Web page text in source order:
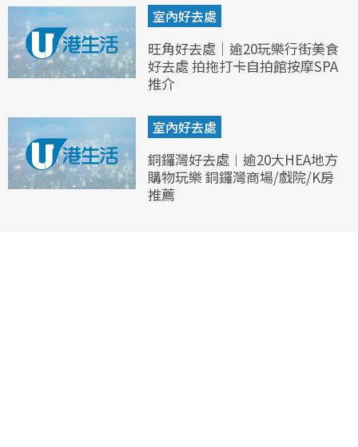
室內好去處
旺角好去處｜逾20玩樂行街美食
好去處 拍拖打卡自拍館按摩SPA
推介
室內好去處
銅鑼灣好去處︱逾20大HEA地方
購物玩樂 銅鑼灣商場/戲院/K房
推薦